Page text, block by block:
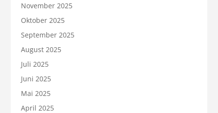
November 2025
Oktober 2025
September 2025
August 2025
Juli 2025
Juni 2025
Mai 2025
April 2025